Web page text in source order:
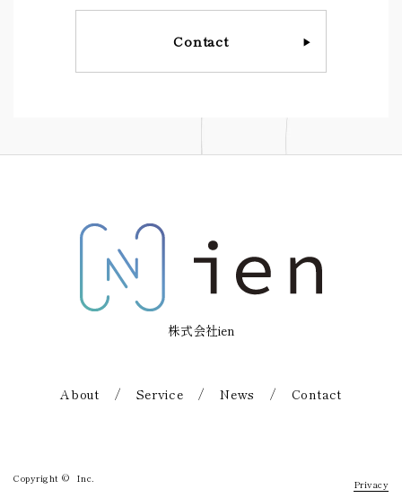
Contact ▶︎
株式会社ien
About / Service / News / Contact
Copyright © Inc. Privacy